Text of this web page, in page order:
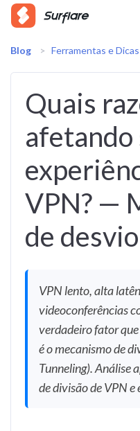
Blog > Ferramentas e Dicas
Quais
afetando
VPN? —
de
VPN lento, alta
videoconferências
verdadeiro fator
é o mecanismo de
Tunneling). Análise
de divisão de VPN